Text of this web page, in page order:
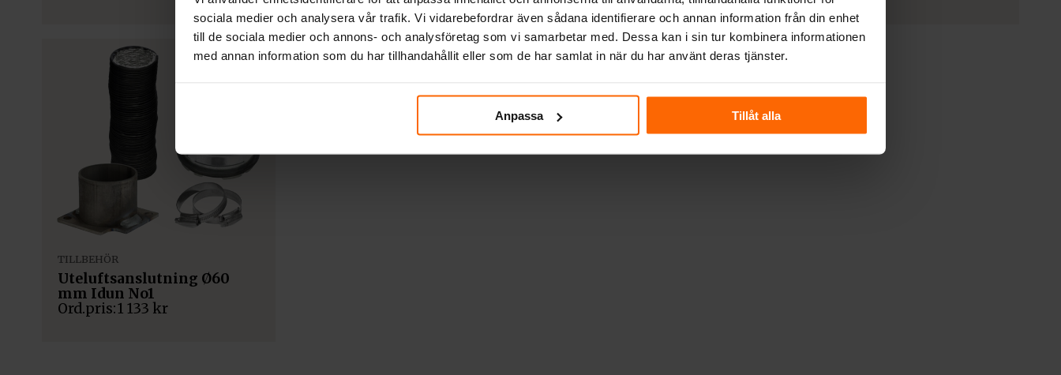
sociala medier och analysera vår trafik. Vi vidarebefordrar även sådana identifierare och annan information från din enhet
till de sociala medier och annons- och analysföretag som vi samarbetar med. Dessa kan i sin tur kombinera informationen
med annan information som du har tillhandahållit eller som de har samlat in när du har använt deras tjänster.
Anpassa Tillåt alla
TILLBEHÖR
Uteluftsanslutning Ø60
mm Idun No1
1 133 kr